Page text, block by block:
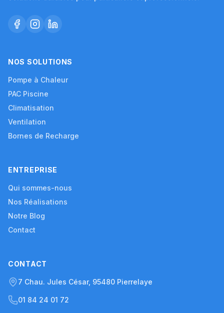
NOS SOLUTIONS
Pompe à Chaleur
PAC Piscine
Climatisation
Ventilation
Bornes de Recharge
ENTREPRISE
Qui sommes-nous
Nos Réalisations
Notre Blog
Contact
CONTACT
7 Chau. Jules César, 95480 Pierrelaye
01 84 24 01 72